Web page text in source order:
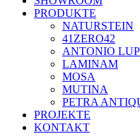
PRODUKTE
NATURSTEIN
41ZERO42
ANTONIO
LAMINAM
MOSA
MUTINA
PETRA
PROJEKTE
KONTAKT